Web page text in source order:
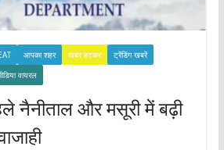
आपका शहर खबर हटकर
ट्रेंडिंग खबरें
वायरल
नैनीताल और मसूरी में बढ़ी